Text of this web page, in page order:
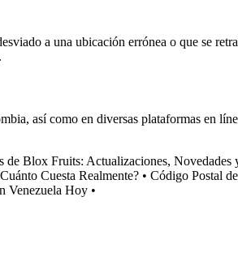
a una ubicación errónea o que se
así como en diversas plataformas en
de Blox Fruits: Actualizaciones, Novedades
Cuesta Realmente? • Código Postal
Venezuela Hoy •